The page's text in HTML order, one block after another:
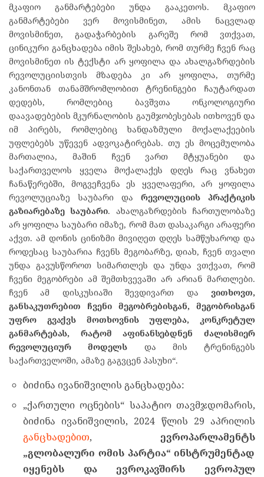
მკაფიო განმარტებები უნდა გააკეთოს. მკაფიო
განმარტებები ვერ მოვისმინეთ, ამის ნაცვლად
მოვისმინეთ, გადაჭარბების გარეშე რომ ვთქვათ,
ცინიკური განცხადება იმის შესახებ, რომ თურმე ჩვენ რაც
მოვისმინეთ ის ტექსტი არ ყოფილა და ახალგაზრდების
რევოლუციისთვის მზადება კი არ ყოფილა, თურმე
კანონთან თანამშრომლობით ტრენინგები ჩაუტარდათ
დედებს, რომლებიც ბავშვთა ონკოლოგიური
დაავადებების მკურნალობის გაუმჯობესებას ითხოვენ და
იმ პირებს, რომლებიც ხანდაზმული მოქალაქეების
უფლებებს უწევენ ადვოკატირებას. თუ ეს მოცემულობა
მართალია, მაშინ ჩვენ ვართ მტყუანები და
საქართველოს ყველა მოქალაქეს დღეს რაც ვნახეთ
ჩანაწერებში, მოგვეჩვენა ეს ყველაფერი, არ ყოფილა
რევოლუციაზე საუბარი და რევოლუციის
პრაქტიკის
გაზიარებაზე საუბარი. ახალგაზრდების ჩართულობაზე
არ ყოფილა საუბარი იმაზე, რომ მათ დასაკარგი არაფერი
აქვთ. ამ დონის ცინიზმი მივიღეთ დღეს სამწუხაროდ და
როდესაც საუბარია ჩვენს მეგობარზე, დიახ, ჩვენ თვალი
უნდა გავუსწოროთ სიმართლეს და უნდა ვთქვათ, რომ
ჩვენი მეგობრები ამ შემთხვევაში არ არიან მართლები.
ჩვენ ამ დისკუსიაში შევდივართ და ვითხოვთ,
განსაკუთრებით
ჩვენი მეგობრებისგან, მეგობრისგან
უფრო
გვაქვს მოთხოვნის უფლება,
კონკრეტულ
განმარტებას, რატომ აფინანსებდნენ
ძალისმიერ
რევოლუციურ
მოდელს და მის ტრენინგებს
საქართველოში, ამაზე გაგვცენ პასუხი“.
ბიძინა ივანიშვილის განცხადება:
„ქართული ოცნების“ საპატიო თავმჯდომარის,
ბიძინა ივანიშვილის, 2024 წლის 29 აპრილის
განცხადებით, ევროპარლამენტს
„გლობალური ომის პარტია“ინსტრუმენტად
იყენებს
და ევროკავშირს
ევროპულ